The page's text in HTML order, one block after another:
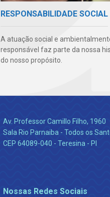
RESPONSABILIDADE SOCIAL
A atuação social e
responsável faz parte da nossa
do nosso propósito.
Av. Professor Camillo Filho, 1960
Sala Rio Parnaiba - Todos os
CEP 64089-040 - Teresina - PI
Nossas Redes Sociais